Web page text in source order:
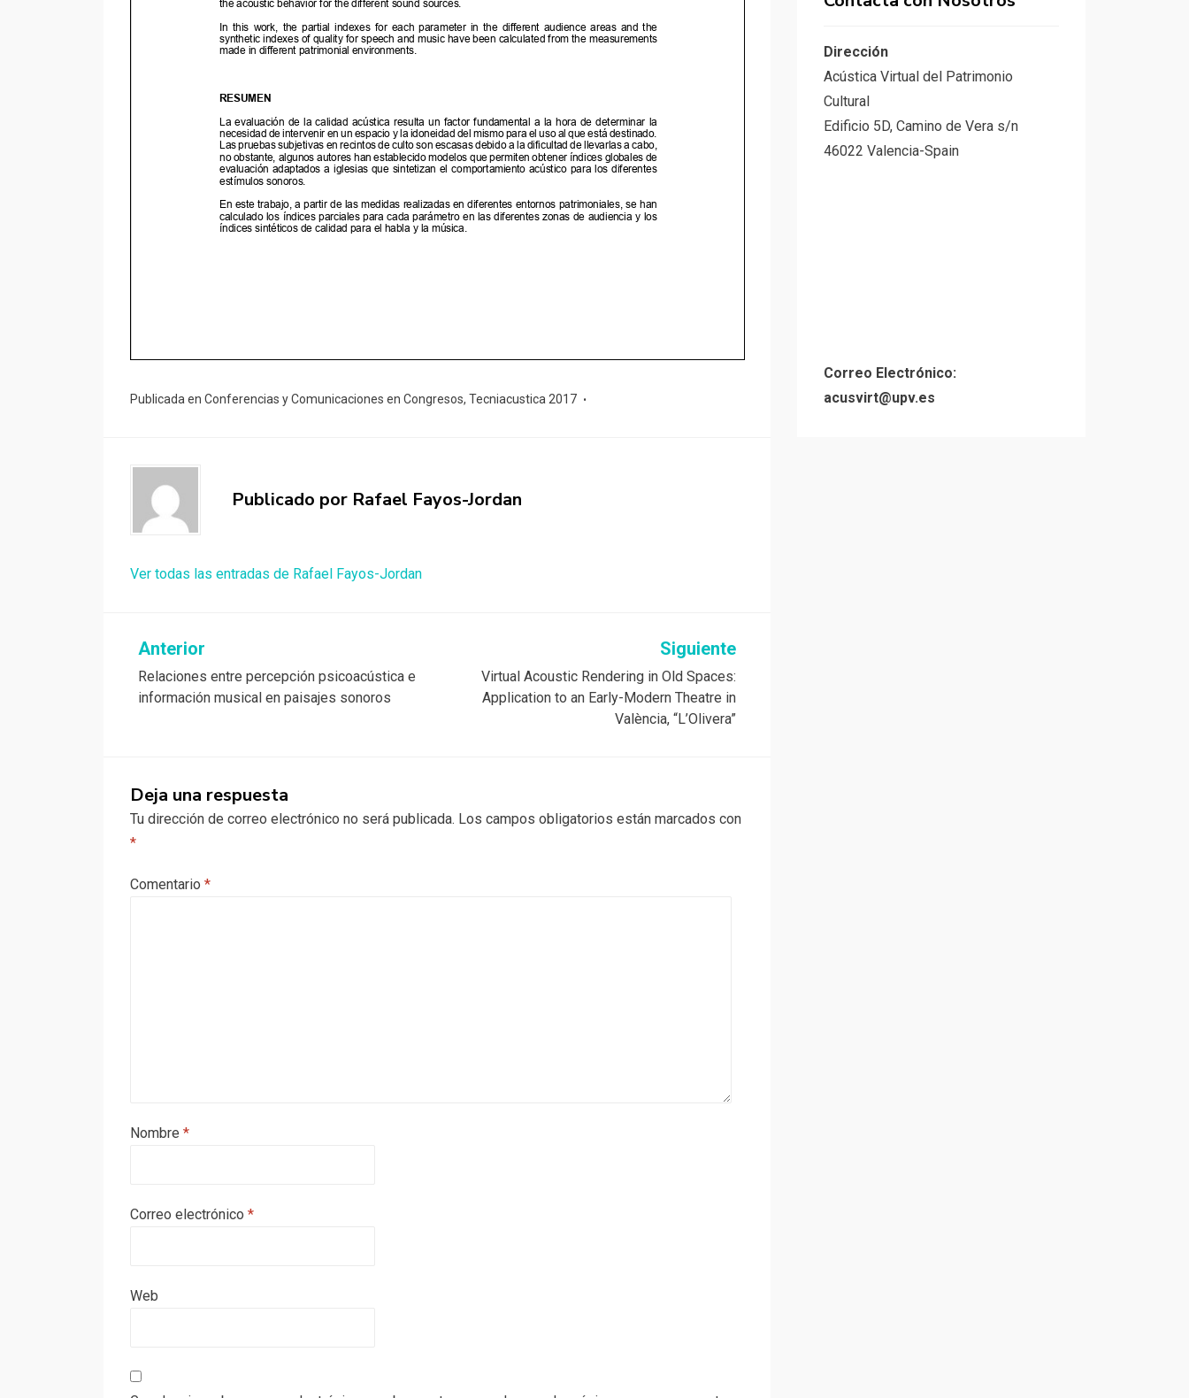
Publicada en Conferencias y Comunicaciones en Congresos, Tecniacustica 2017
Publicado por Rafael Fayos-Jordan
Ver todas las entradas de Rafael Fayos-Jordan
Navegación
de
Anterior
Relaciones entre percepción psicoacústica e
información musical en paisajes sonoros
Siguiente
Virtual Acoustic Rendering in Old Spaces:
Application to an Early-Modern Theatre in
València, “L’Olivera”
Deja una respuesta
Tu dirección de correo electrónico no será publicada. Los campos obligatorios están marcados con
*
Comentario *
Nombre *
Correo electrónico *
Web
Dirección
Acústica Virtual del Patrimonio
Cultural
Edificio 5D, Camino de Vera s/n
46022 Valencia-Spain
Correo Electrónico:
acusvirt@upv.es